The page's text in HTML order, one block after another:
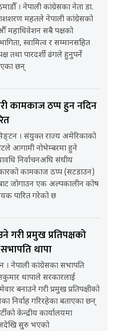
। नेपाली कांग्रेसका नेता डा.
महतले नेपाली कांग्रेसको
महाधिवेशन सबै पक्षको
स्वामित्व र सम्मानसहित
तथा पारदर्शी ढंगले हुनुपर्ने
छन्
कामकाज ठप्प हुन नदिन
। संयुक्त राज्य अमेरिकाको
आगामी नोभेम्बरमा हुने
निर्वाचनअघि संघीय
कामकाज ठप्प (सटडाउन)
जोगाउन एक अल्पकालीन कोष
पारित गरेको छ
गरी प्रमुख प्रतिपक्षको
थापा
। नेपाली कांग्रेसका सभापति
थापाले सरकारलाई
बनाउने गरी प्रमुख प्रतिपक्षीको
निर्वाह गरिरहेका बताएका छन्
केन्द्रीय कार्यालयमा
सुरु भएको